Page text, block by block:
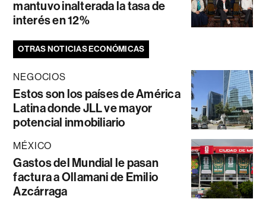
mantuvo inalterada la tasa de
interés en 12%
OTRAS NOTICIAS ECONÓMICAS
NEGOCIOS
Estos son los países de América
Latina donde JLL ve mayor
potencial inmobiliario
MÉXICO
Gastos del Mundial le pasan
factura a Ollamani de Emilio
Azcárraga